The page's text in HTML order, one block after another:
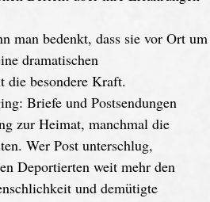
man bedenkt, dass sie vor Ort um
dramatischen
die besondere Kraft.
Briefe und Postsendungen
zur Heimat, manchmal die
Wer Post unterschlug,
Deportierten weit mehr den
und demütigte